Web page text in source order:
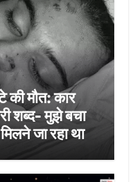
की मौत: कार
शब्द- मुझे बचा
जा रहा था